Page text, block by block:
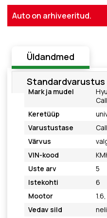
Hyundai
Auto on arhiveeritud.
Üldandmed
Standardvarustus
Mark ja mudel
Keretüüp
Varustustase
Värvus
VIN-kood
Uste arv
5
Istekohti
6
Mootor
Vedav sild